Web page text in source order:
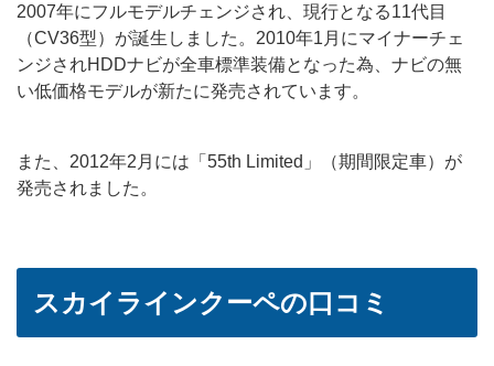
2007年にフルモデルチェンジされ、現行となる11代目
（CV36型）が誕生しました。2010年1月にマイナーチェ
ンジされHDDナビが全車標準装備となった為、ナビの無
い低価格モデルが新たに発売されています。
また、2012年2月には「55th Limited」（期間限定車）が
発売されました。
スカイラインクーペの口コミ